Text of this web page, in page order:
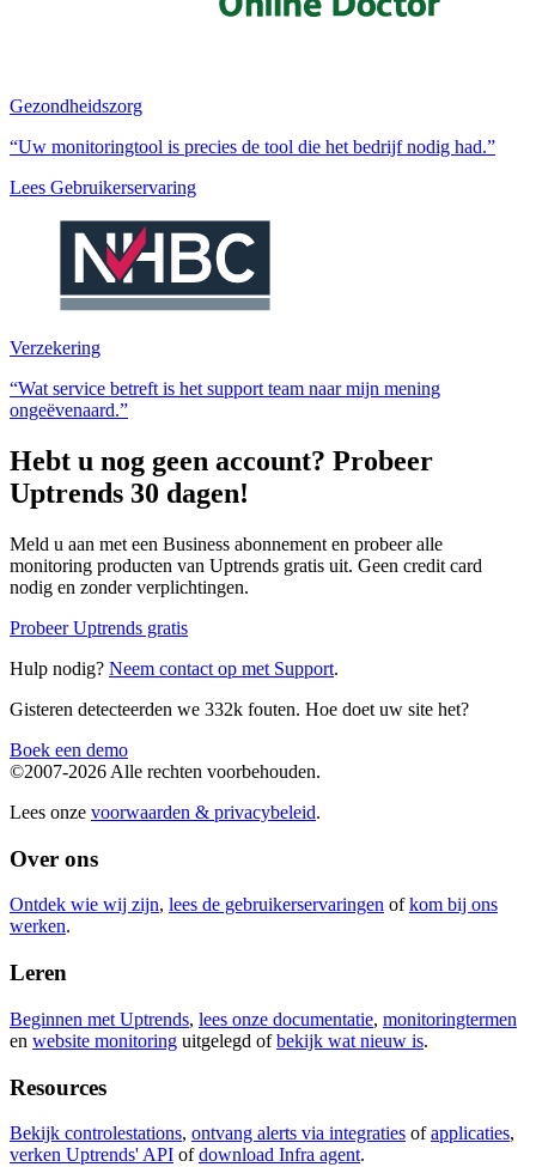
Gezondheidszorg
“Uw monitoringtool is precies de tool die het bedrijf nodig had.”
Lees Gebruikerservaring
Verzekering
“Wat service betreft is het support team naar mijn mening
ongeëvenaard.”
Hebt u nog geen account? Probeer
Uptrends 30 dagen!
Meld u aan met een Business abonnement en probeer alle
monitoring producten van Uptrends gratis uit. Geen credit card
nodig en zonder verplichtingen.
Probeer Uptrends gratis
Hulp nodig? Neem contact op met Support.
Gisteren detecteerden we 332k fouten. Hoe doet uw site het?
Boek een demo
©2007-2026 Alle rechten voorbehouden.
Lees onze voorwaarden & privacybeleid.
Over ons
Ontdek wie wij zijn, lees de gebruikerservaringen ofkom bij ons
werken.
Leren
Beginnen met Uptrends, lees onze documentatie, monitoringtermen
en website monitoring uitgelegd ofbekijk wat nieuw is.
Resources
Bekijk controlestations, ontvang alerts via integraties ofapplicaties,
verken Uptrends' API ofdownload Infra agent.